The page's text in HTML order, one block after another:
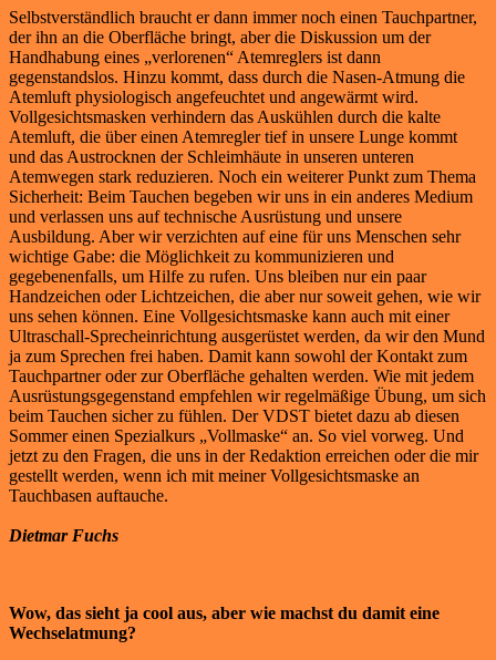
Selbstverständlich braucht er dann immer noch einen Tauchpartner,
der ihn an die Oberfläche bringt, aber die Diskussion um der
Handhabung eines „verlorenen“ Atemreglers ist dann
gegenstandslos. Hinzu kommt, dass durch die Nasen-Atmung die
Atemluft physiologisch angefeuchtet und angewärmt wird.
Vollgesichtsmasken verhindern das Auskühlen durch die kalte
Atemluft, die über einen Atemregler tief in unsere Lunge kommt
und das Austrocknen der Schleimhäute in unseren unteren
Atemwegen stark reduzieren. Noch ein weiterer Punkt zum Thema
Sicherheit: Beim Tauchen begeben wir uns in ein anderes Medium
und verlassen uns auf technische Ausrüstung und unsere
Ausbildung. Aber wir verzichten auf eine für uns Menschen sehr
wichtige Gabe: die Möglichkeit zu kommunizieren und
gegebenenfalls, um Hilfe zu rufen. Uns bleiben nur ein paar
Handzeichen oder Lichtzeichen, die aber nur soweit gehen, wie wir
uns sehen können. Eine Vollgesichtsmaske kann auch mit einer
Ultraschall-Sprecheinrichtung ausgerüstet werden, da wir den Mund
ja zum Sprechen frei haben. Damit kann sowohl der Kontakt zum
Tauchpartner oder zur Oberfläche gehalten werden. Wie mit jedem
Ausrüstungsgegenstand empfehlen wir regelmäßige Übung, um sich
beim Tauchen sicher zu fühlen. Der VDST bietet dazu ab diesen
Sommer einen Spezialkurs „Vollmaske“ an. So viel vorweg. Und
jetzt zu den Fragen, die uns in der Redaktion erreichen oder die mir
gestellt werden, wenn ich mit meiner Vollgesichtsmaske an
Tauchbasen auftauche.
Dietmar Fuchs
Wow, das sieht ja cool aus, aber wie machst du damit eine
Wechselatmung?